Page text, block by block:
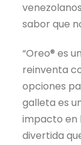
sabor que
“Oreo® es
reinventa
opciones
galleta es
impacto en
divertida